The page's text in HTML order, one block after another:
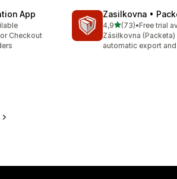
App
Checkout
Zasilkovna •
4,9av 5 stjerner
(73)
Totalt 73 omtaler
•Free trial
Zásilkovna
automatic export and